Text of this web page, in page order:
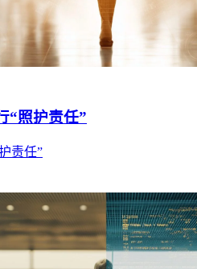
“照护责任”
责任”